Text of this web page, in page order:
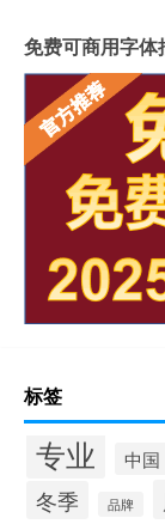
免费可商用字体
标签
专业 中国
冬季 品牌